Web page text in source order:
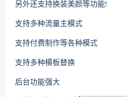
另外还支持换装美颜等功能!
支持多种流量主模式
支持付费制作等各种模式
支持多种模板替换
后台功能强大